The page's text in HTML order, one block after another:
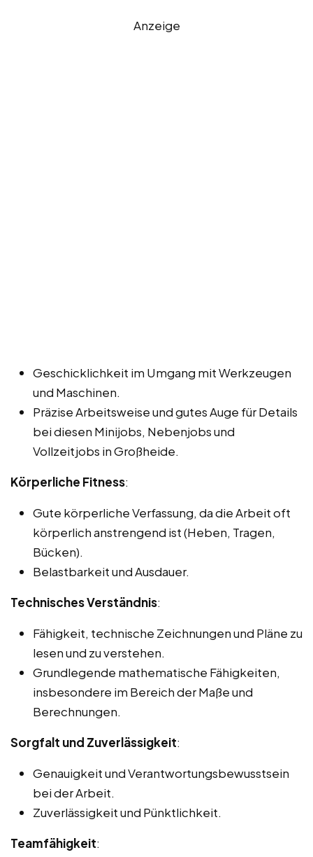
Anzeige
Geschicklichkeit im Umgang mit Werkzeugen
und Maschinen.
Präzise Arbeitsweise und gutes Auge für Details
bei diesen Minijobs, Nebenjobs und
Vollzeitjobs in Großheide.
Körperliche Fitness:
Gute körperliche Verfassung, da die Arbeit oft
körperlich anstrengend ist (Heben, Tragen,
Bücken).
Belastbarkeit und Ausdauer.
Technisches Verständnis:
Fähigkeit, technische Zeichnungen und Pläne zu
lesen und zu verstehen.
Grundlegende mathematische Fähigkeiten,
insbesondere im Bereich der Maße und
Berechnungen.
Sorgfalt und Zuverlässigkeit:
Genauigkeit und Verantwortungsbewusstsein
bei der Arbeit.
Zuverlässigkeit und Pünktlichkeit.
Teamfähigkeit: